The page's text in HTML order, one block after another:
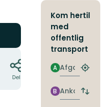
Del
Kom hertil
med
offentlig
transport
Afgang
A
Find
Ankomst
B
Skift